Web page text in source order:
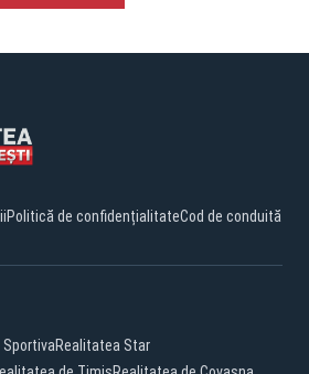
Politică de confidențialitateCod de conduită
Realitatea Star